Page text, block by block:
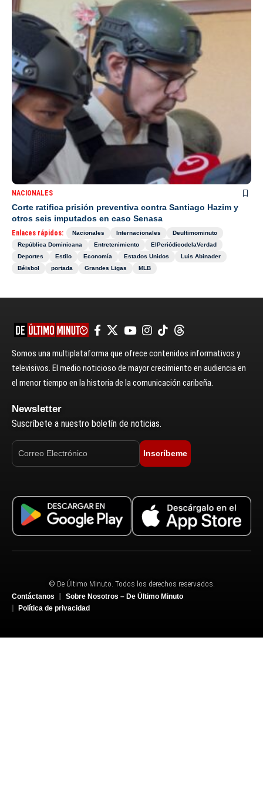
NACIONALES
Corte ratifica prisión preventiva contra Santiago Hazim y
otros seis imputados en caso Senasa
Enlaces rápidos: Nacionales Internacionales
Deultimominuto
República Dominicana
Entretenimiento
ElPeriódicodelaVerdad
Deportes
Estilo Economía Estados Unidos
Luis Abinader
Béisbol
portada Grandes Ligas MLB
Somos una multiplataforma que ofrece contenidos informativos y
televisivos. El medio noticioso de mayor crecimiento en audiencia en
el menor tiempo en la historia de la comunicación caribeña.
Newsletter
Suscríbete a nuestro boletín de noticias.
Inscríbeme
© De Último Minuto. Todos los derechos reservados.
Contáctanos
Sobre Nosotros – De Último Minuto
Política de privacidad